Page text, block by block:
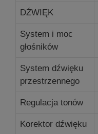
DŹWIĘK
System i moc
głośników
System dźwięku
przestrzennego
Regulacja tonów
Korektor dźwięku